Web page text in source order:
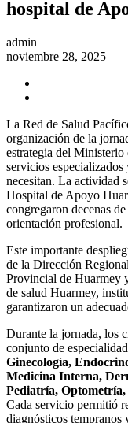
hospital de
admin
noviembre 28, 2025
La Red de Salud
organización de la
estrategia del
servicios
necesitan. La actividad
Hospital de Apoyo
congregaron decenas
orientación profesional.
Este importante
de la Dirección
Provincial de Huarmey
de salud Huarmey,
garantizaron un
Durante la jornada, los
conjunto de
Ginecología,
Medicina Interna,
Pediatría, Optometría,
Cada servicio permitió
diagnósticos tempranos